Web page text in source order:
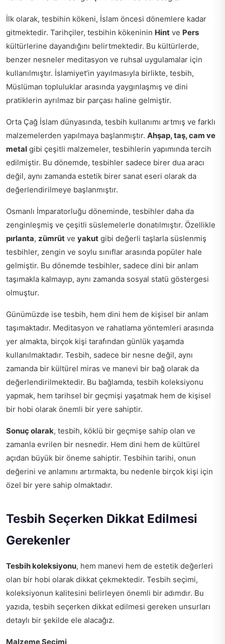
İlk olarak, tesbihin kökeni, İslam öncesi dönemlere kadar
gitmektedir. Tarihçiler, tesbihin kökeninin Hint ve Pers
kültürlerine dayandığını belirtmektedir. Bu kültürlerde,
benzer nesneler meditasyon ve ruhsal uygulamalar için
kullanılmıştır. İslamiyet’in yayılmasıyla birlikte, tesbih,
Müslüman topluluklar arasında yaygınlaşmış ve dini
pratiklerin ayrılmaz bir parçası haline gelmiştir.
Orta Çağ İslam dünyasında, tesbih kullanımı artmış ve farklı
malzemelerden yapılmaya başlanmıştır. Ahşap, taş, cam ve
metal gibi çeşitli malzemeler, tesbihlerin yapımında tercih
edilmiştir. Bu dönemde, tesbihler sadece birer dua aracı
değil, aynı zamanda estetik birer sanat eseri olarak da
değerlendirilmeye başlanmıştır.
Osmanlı İmparatorluğu döneminde, tesbihler daha da
zenginleşmiş ve çeşitli süslemelerle donatılmıştır. Özellikle
pırlanta, zümrüt ve yakut gibi değerli taşlarla süslenmiş
tesbihler, zengin ve soylu sınıflar arasında popüler hale
gelmiştir. Bu dönemde tesbihler, sadece dini bir anlam
taşımakla kalmayıp, aynı zamanda sosyal statü göstergesi
olmuştur.
Günümüzde ise tesbih, hem dini hem de kişisel bir anlam
taşımaktadır. Meditasyon ve rahatlama yöntemleri arasında
yer almakta, birçok kişi tarafından günlük yaşamda
kullanılmaktadır. Tesbih, sadece bir nesne değil, aynı
zamanda bir kültürel miras ve manevi bir bağ olarak da
değerlendirilmektedir. Bu bağlamda, tesbih koleksiyonu
yapmak, hem tarihsel bir geçmişi yaşatmak hem de kişisel
bir hobi olarak önemli bir yere sahiptir.
Sonuç olarak, tesbih, köklü bir geçmişe sahip olan ve
zamanla evrilen bir nesnedir. Hem dini hem de kültürel
açıdan büyük bir öneme sahiptir. Tesbihin tarihi, onun
değerini ve anlamını artırmakta, bu nedenle birçok kişi için
özel bir yere sahip olmaktadır.
Tesbih Seçerken Dikkat Edilmesi
Gerekenler
Tesbih koleksiyonu, hem manevi hem de estetik değerleri
olan bir hobi olarak dikkat çekmektedir. Tesbih seçimi,
koleksiyonun kalitesini belirleyen önemli bir adımdır. Bu
yazıda, tesbih seçerken dikkat edilmesi gereken unsurları
detaylı bir şekilde ele alacağız.
Malzeme Seçimi